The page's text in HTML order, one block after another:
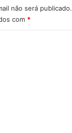
não será publicado.
com *